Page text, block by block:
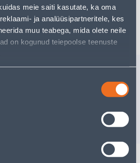
meie saiti kasutate, ka oma
ja analüüsipartneritele, kes
muu teabega, mida olete neile
on kogunud teiepoolse teenuste
KÄEPIDE